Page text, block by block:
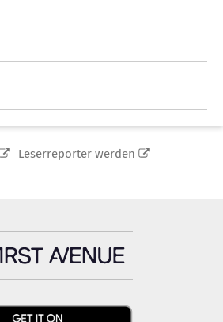
Leserreporter werden